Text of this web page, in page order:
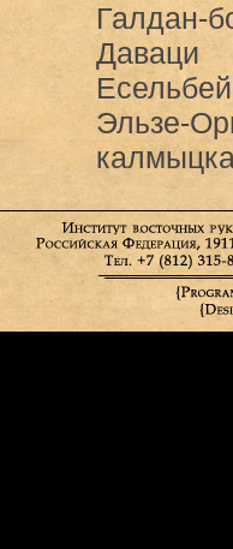
Галдан-
Даваци
Эльзе-